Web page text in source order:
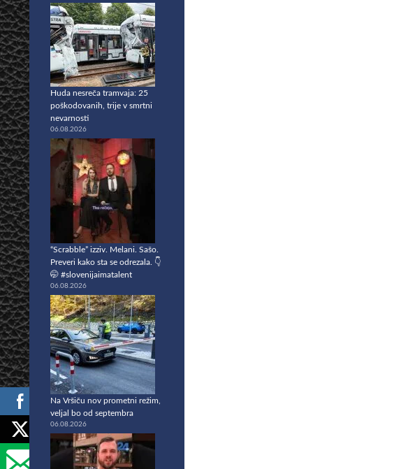
Huda nesreča tramvaja: 25
poškodovanih, trije v smrtni
nevarnosti
06.08.2026
“Scrabble” izziv. Melani. Sašo.
Preveri kako sta se odrezala. 👇
🤭 #slovenijaimatalent
06.08.2026
Na Vršiču nov prometni režim,
veljal bo od septembra
06.08.2026